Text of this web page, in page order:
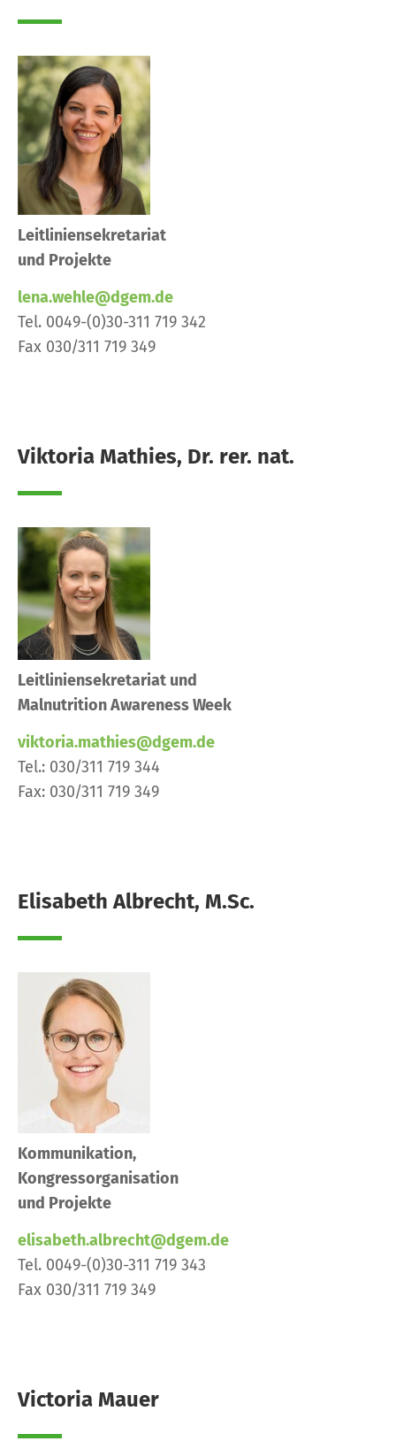
Leitliniensekretariat
und Projekte
lena.wehle@dgem.de
Tel. 0049-(0)30-311 719 342
Fax 030/311 719 349
Viktoria Mathies, Dr. rer. nat.
Leitliniensekretariat und
Malnutrition Awareness Week
viktoria.mathies@dgem.de
Tel.: 030/311 719 344
Fax: 030/311 719 349
Elisabeth Albrecht, M.Sc.
Kommunikation,
Kongressorganisation
und Projekte
elisabeth.albrecht@dgem.de
Tel. 0049-(0)30-311 719 343
Fax 030/311 719 349
Victoria Mauer